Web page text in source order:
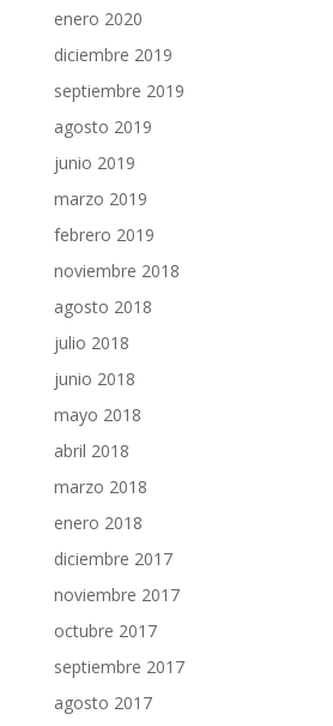
enero 2020
diciembre 2019
septiembre 2019
agosto 2019
junio 2019
marzo 2019
febrero 2019
noviembre 2018
agosto 2018
julio 2018
junio 2018
mayo 2018
abril 2018
marzo 2018
enero 2018
diciembre 2017
noviembre 2017
octubre 2017
septiembre 2017
agosto 2017